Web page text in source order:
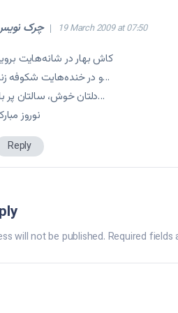
چرک 19 March 2009 at 07:50
کاش بهار در شانه‌هایت
و در خنده‌هایت شکوفه زند…
دلتان خوش، سالتان پر بار…
نوروز
Reply
will not be published. Required